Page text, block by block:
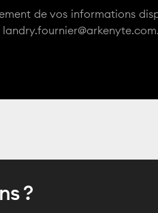
de vos informations
?